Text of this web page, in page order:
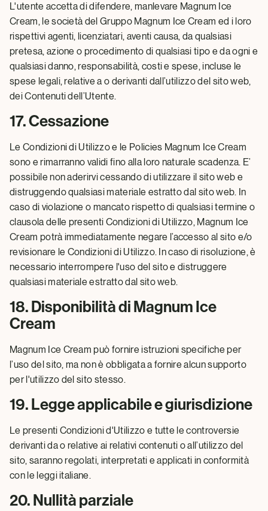
L'utente accetta di difendere, manlevare Magnum Ice
Cream, le società del Gruppo Magnum Ice Cream ed i loro
rispettivi agenti, licenziatari, aventi causa, da qualsiasi
pretesa, azione o procedimento di qualsiasi tipo e da ogni e
qualsiasi danno, responsabilità, costi e spese, incluse le
spese legali, relative a o derivanti dall’utilizzo del sito web,
dei Contenuti dell’Utente.
17. Cessazione
Le Condizioni di Utilizzo e le Policies Magnum Ice Cream
sono e rimarranno validi fino alla loro naturale scadenza. E’
possibile non aderirvi cessando di utilizzare il sito web e
distruggendo qualsiasi materiale estratto dal sito web. In
caso di violazione o mancato rispetto di qualsiasi termine o
clausola delle presenti Condizioni di Utilizzo, Magnum Ice
Cream potrà immediatamente negare l’accesso al sito e/o
revisionare le Condizioni di Utilizzo. In caso di risoluzione, è
necessario interrompere l'uso del sito e distruggere
qualsiasi materiale estratto dal sito web.
18. Disponibilità di Magnum Ice
Cream
Magnum Ice Cream può fornire istruzioni specifiche per
l’uso del sito, ma non è obbligata a fornire alcun supporto
per l'utilizzo del sito stesso.
19. Legge applicabile e giurisdizione
Le presenti Condizioni d'Utilizzo e tutte le controversie
derivanti da o relative ai relativi contenuti o all’utilizzo del
sito, saranno regolati, interpretati e applicati in conformità
con le leggi italiane.
20. Nullità parziale